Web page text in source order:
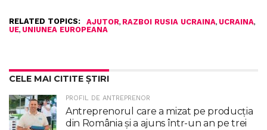
RELATED TOPICS: AJUTOR, RAZBOI RUSIA UCRAINA, UCRAINA,
UE, UNIUNEA EUROPEANA
CELE MAI CITITE ȘTIRI
PROFIL DE ANTREPRENOR
Antreprenorul care a mizat pe producția
din România și a ajuns într-un an pe trei